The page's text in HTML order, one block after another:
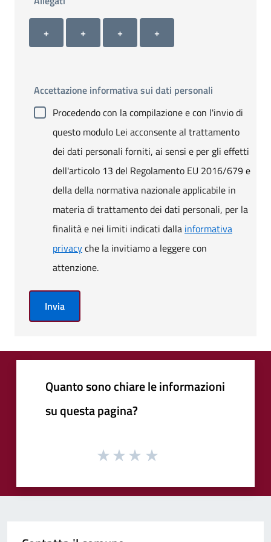
Allegato 1
+
Allegato 2
+
Allegato 3
+
Allegato 4
+
Accettazione informativa sui dati personali
Procedendo con la compilazione e con l'invio di
questo modulo Lei acconsente al trattamento
dei dati personali forniti, ai sensi e per gli effetti
dell'articolo 13 del Regolamento EU 2016/679 e
della della normativa nazionale applicabile in
materia di trattamento dei dati personali, per la
finalità e nei limiti indicati dalla informativa
privacyche la invitiamo a leggere con
attenzione.
Invia
Quanto sono chiare le informazioni
su questa pagina?